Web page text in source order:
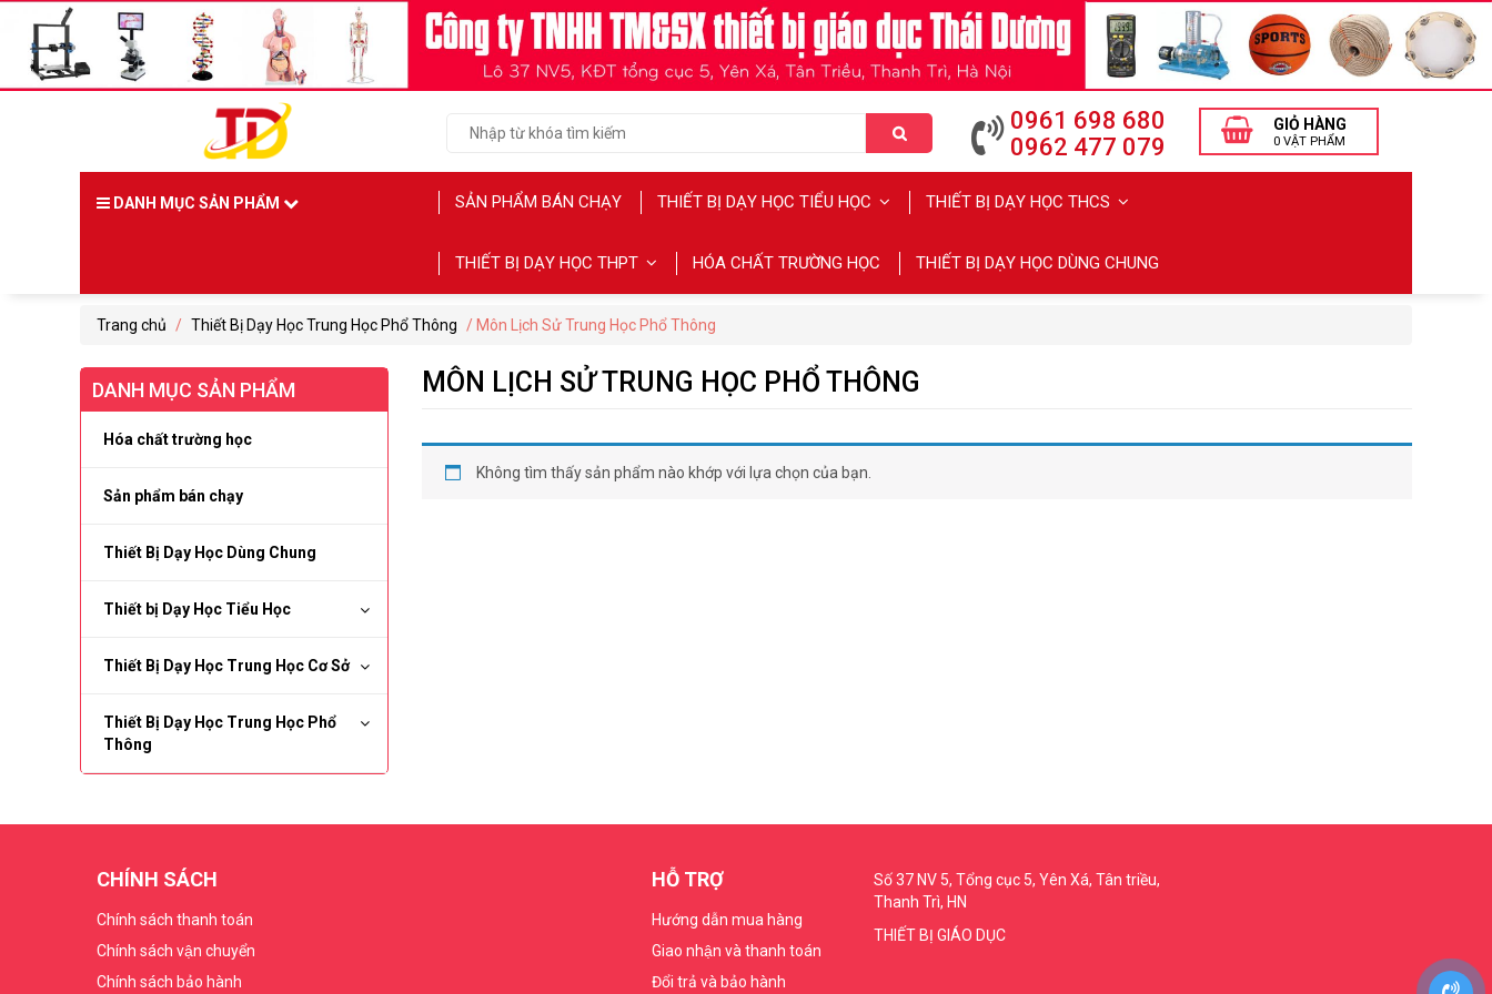
0961 698 680
0962 477 079
GIỎ HÀNG
0 VẬT PHẨM
DANH MỤC SẢN PHẨM SẢN PHẨM BÁN CHẠY THIẾT BỊ DẠY HỌC TIỂU HỌC THIẾT BỊ DẠY HỌC THCS
THIẾT BỊ DẠY HỌC THPT HÓA CHẤT TRƯỜNG HỌC THIẾT BỊ DẠY HỌC DÙNG CHUNG
Trang chủ / Thiết Bị Dạy Học Trung Học Phổ Thông / Môn Lịch Sử Trung Học Phổ Thông
DANH MỤC SẢN PHẨM
Hóa chất trường học
Sản phẩm bán chạy
Thiết Bị Dạy Học Dùng Chung
Thiết bị Dạy Học Tiểu Học
Thiết Bị Dạy Học Trung Học Cơ Sở
Thiết Bị Dạy Học Trung Học Phổ
Thông
MÔN LỊCH SỬ TRUNG HỌC PHỔ THÔNG
Không tìm thấy sản phẩm nào khớp với lựa chọn của bạn.
CHÍNH SÁCH
Chính sách thanh toán
Chính sách vận chuyển
Chính sách bảo hành
HỖ TRỢ
Hướng dẫn mua hàng
Giao nhận và thanh toán
Đổi trả và bảo hành
Số 37 NV 5, Tổng cục 5, Yên Xá, Tân triều,
Thanh Trì, HN
THIẾT BỊ GIÁO DỤC